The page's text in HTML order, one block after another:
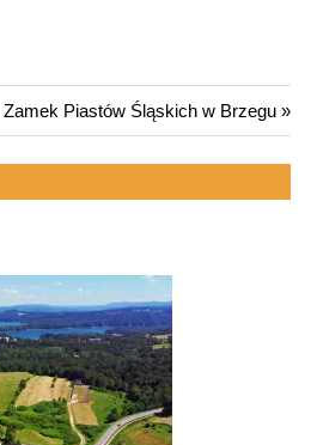
Next
Post:
Zamek Piastów Śląskich w Brzegu